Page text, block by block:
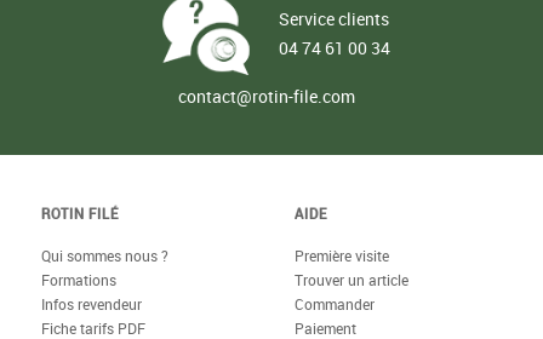
Service clients
04 74 61 00 34
contact@rotin-file.com
ROTIN FILÉ
Qui sommes nous ?
Formations
Infos revendeur
Fiche tarifs PDF
AIDE
Première visite
Trouver un article
Commander
Paiement